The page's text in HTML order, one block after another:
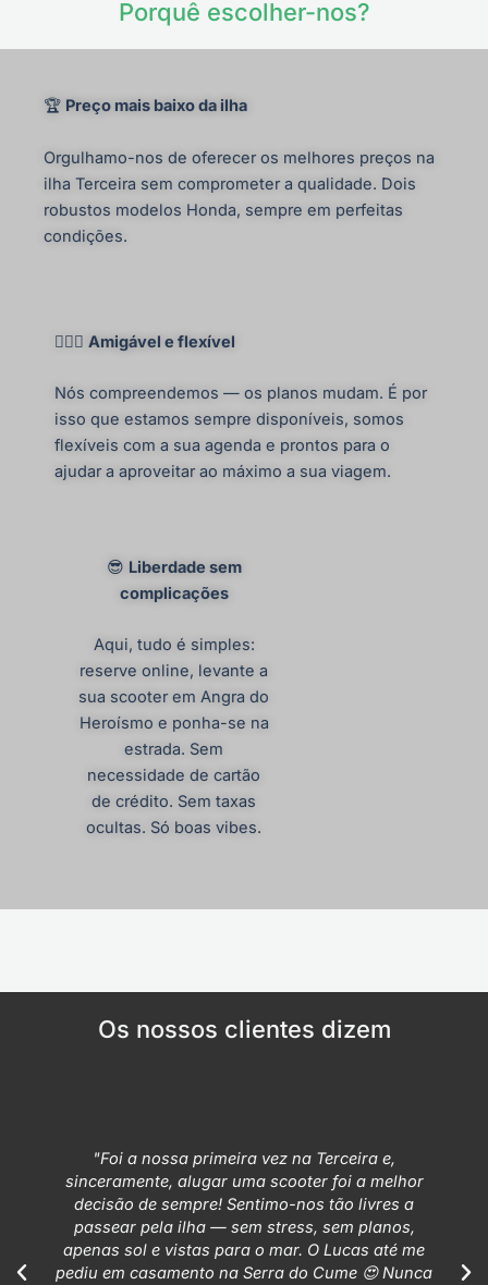
Porquê escolher-nos?
🏆 Preço mais baixo da ilha
Orgulhamo-nos de oferecer os melhores preços na
ilha Terceira sem comprometer a qualidade. Dois
robustos modelos Honda, sempre em perfeitas
condições.
🤸🏻‍♀️ Amigável e flexível
Nós compreendemos — os planos mudam. É por
isso que estamos sempre disponíveis, somos
flexíveis com a sua agenda e prontos para o
ajudar a aproveitar ao máximo a sua viagem.
😎 Liberdade sem
complicações
Aqui, tudo é simples:
reserve online, levante a
sua scooter em Angra do
Heroísmo e ponha-se na
estrada. Sem
necessidade de cartão
de crédito. Sem taxas
ocultas. Só boas vibes.
Os nossos clientes dizem
"Foi a nossa primeira vez na Terceira e,
sinceramente, alugar uma scooter foi a melhor
decisão de sempre! Sentimo-nos tão livres a
passear pela ilha — sem stress, sem planos,
apenas sol e vistas para o mar. O Lucas até me
pediu em casamento na Serra do Cume 😍 Nunca